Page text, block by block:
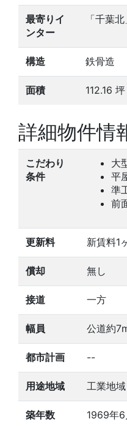
最寄りイ
ンター
「千葉
構造 鉄骨造
面積 112.16 坪
詳細物件情
こだわり
条件
大
平
準
前
更新料 新賃料1
償却 無し
接道 一方
幅員 公道約
都市計画 --
用途地域 工業地域
築年数 1969年6